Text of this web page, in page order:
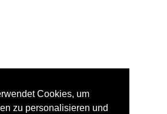
Cookies, um
zu personalisieren und